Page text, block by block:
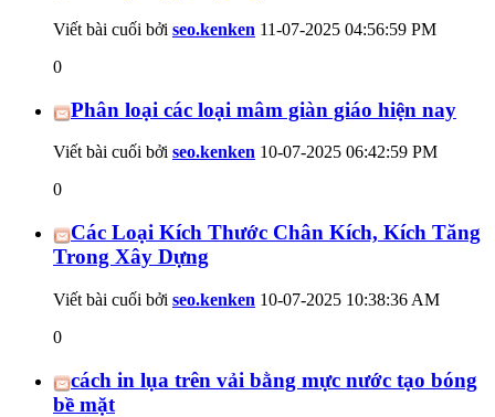
Viết bài cuối bởi seo.kenken 11-07-2025 04:56:59 PM
0
Phân loại các loại mâm giàn giáo hiện nay
Viết bài cuối bởi seo.kenken 10-07-2025 06:42:59 PM
0
Các Loại Kích Thước Chân Kích, Kích Tăng
Trong Xây Dựng
Viết bài cuối bởi seo.kenken 10-07-2025 10:38:36 AM
0
cách in lụa trên vải bằng mực nước tạo bóng
bề mặt